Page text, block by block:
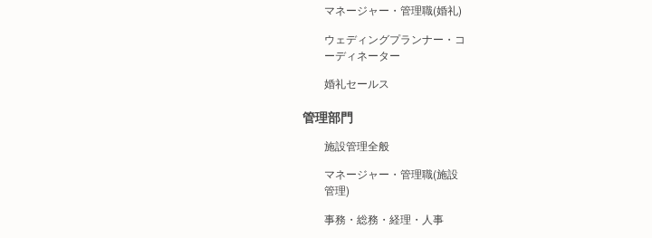
マネージャー・管理職(婚礼)
ウェディングプランナー・コ
ーディネーター
婚礼セールス
管理部門
施設管理全般
マネージャー・管理職(施設
管理)
事務・総務・経理・人事